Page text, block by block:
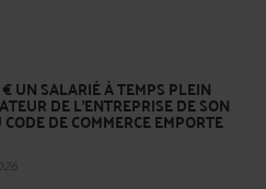
UN SALARIÉ À TEMPS PLEIN
DE L'ENTREPRISE DE SON
DE COMMERCE EMPORTE